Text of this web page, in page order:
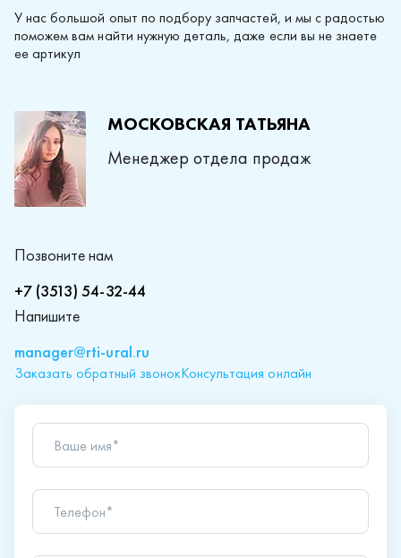
У нас большой опыт по подбору запчастей, и мы с радостью
поможем вам найти нужную деталь, даже если вы не знаете
ее артикул
МОСКОВСКАЯ ТАТЬЯНА
Менеджер отдела продаж
Позвоните нам
+7 (3513) 54-32-44
Напишите
manager@rti-ural.ru
Заказать обратный звонокКонсультация онлайн
Ваше имя*
Телефон*
Ваш вопрос*
Отправляя форму вы подтверждаете согласие с
политикой обработки персональных данных